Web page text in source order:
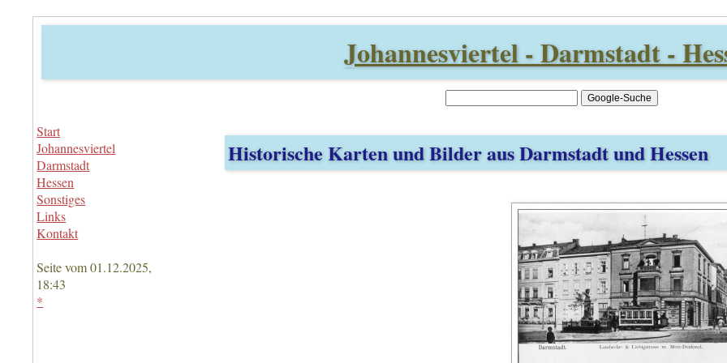
Johannesviertel - Darmstadt -
Start
Johannesviertel
Darmstadt
Hessen
Sonstiges
Links
Kontakt
Seite vom 01.12.2025,
18:43
*
Historische Karten und Bilder aus Darmstadt und Hessen